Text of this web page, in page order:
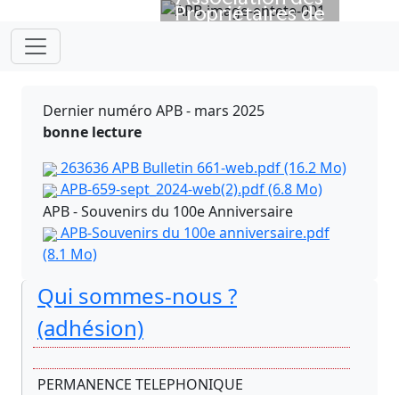
Propriétaires de
Bateaux
Dernier numéro APB - mars 2025
bonne lecture
263636 APB Bulletin 661-web.pdf(16.2 Mo)
APB-659-sept_2024-web(2).pdf(6.8 Mo)
APB - Souvenirs du 100e Anniversaire
APB-Souvenirs du 100e anniversaire.pdf
(8.1 Mo)
Qui sommes-nous ?
(adhésion)
PERMANENCE TELEPHONIQUE